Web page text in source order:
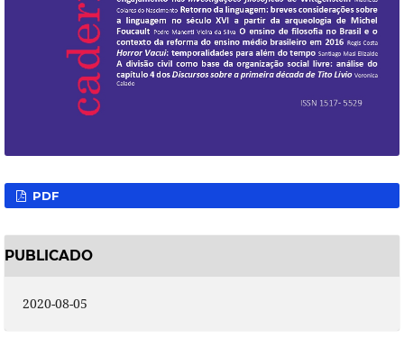
PDF
PUBLICADO
2020-08-05